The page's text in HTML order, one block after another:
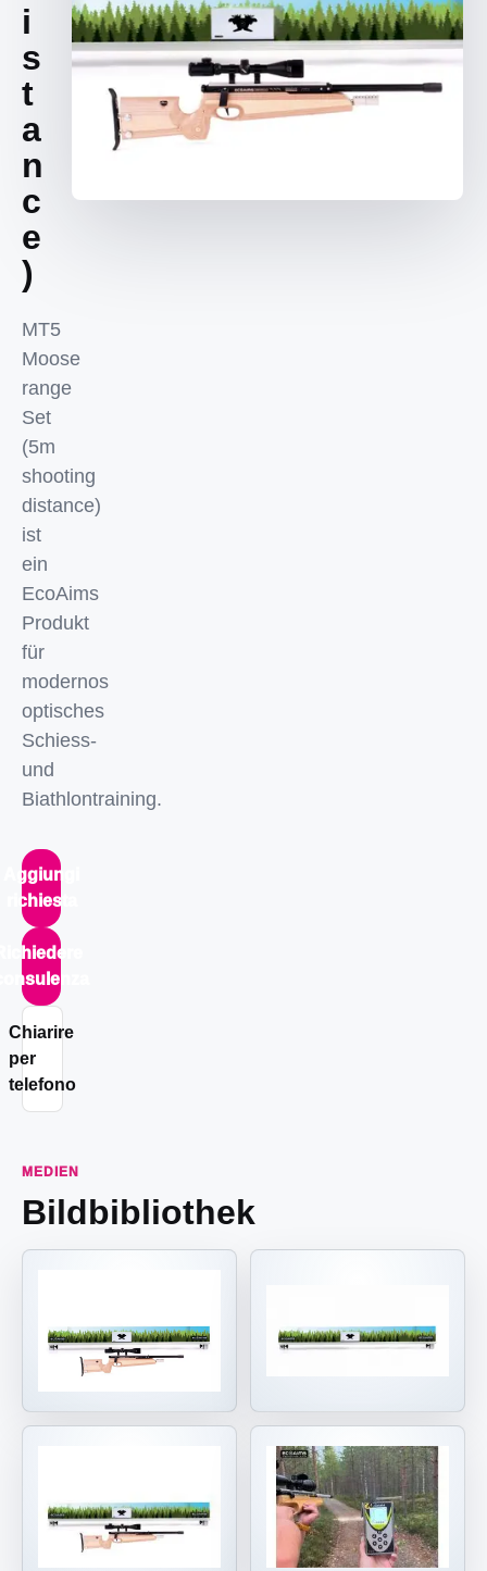
i
s
t
a
n
c
e
)
MT5
Moose
range
Set
(5m
shooting
distance)
ist
ein
EcoAims
Produkt
für
modernos
optisches
Schiess-
und
Biathlontraining.
Aggiungi
richiesta
Chiarire
per
telefono
MEDIEN
Bildbibliothek